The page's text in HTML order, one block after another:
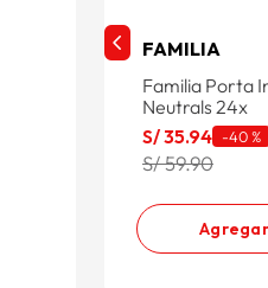
FAMILIA
Familia Porta
Neutrals 24x
S/35.94 -40 %
S/ 59.90